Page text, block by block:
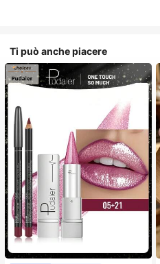
Ti può anche piacere